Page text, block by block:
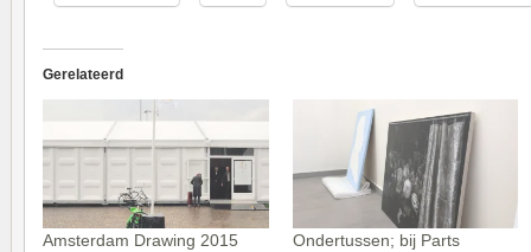
Gerelateerd
Amsterdam Drawing 2015 Ondertussen; bij Parts